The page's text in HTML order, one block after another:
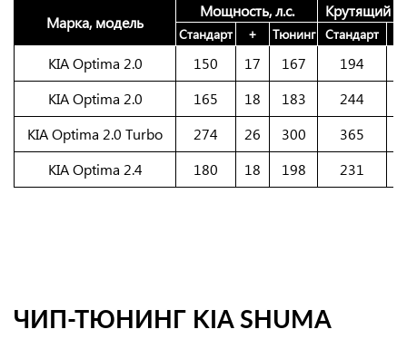
Марка, модель
Мощность, л.с. Крутящий
Стандарт + Тюнинг Стандарт
KIA Optima 2.0 150 17 167 194
KIA Optima 2.0
165 18 183 244
KIA Optima 2.0 Turbo
274 26 300 365
KIA Optima 2.4
180 18 198 231
ЧИП-ТЮНИНГ KIA SHUMA